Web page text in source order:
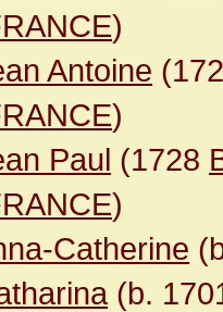
)
Antoine
)
Paul (1728
)
Catherine
(b.